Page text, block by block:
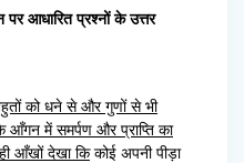
पर आधारित प्रश्नों के उत्तर
को धने से और गुणों से भी
आँगन में समर्पण और प्राप्ति का
आँखों देखा किकोई अपनी पीड़ा